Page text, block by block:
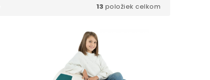
13 položiek celkom